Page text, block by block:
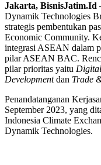
Jakarta, BisnisJatim.Id
Dynamik Technologies
strategis pembentukan
Economic Community.
integrasi ASEAN dalam
pilar ASEAN BAC.
pilar prioritas yaitu
Developmentdan Trade
Penandatanganan
September 2023, yang
Indonesia Climate
Dynamik Technologies.